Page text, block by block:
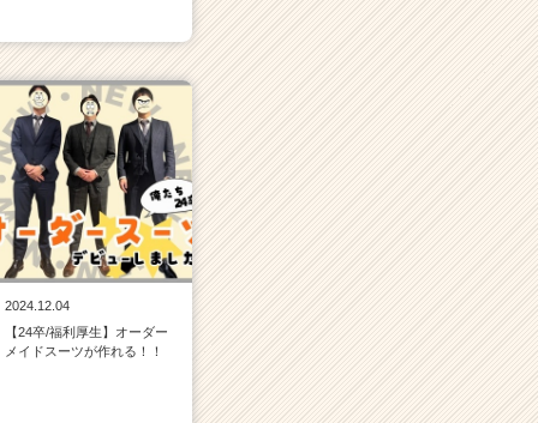
2024.12.04
【24卒/福利厚生】オーダー
メイドスーツが作れる！！